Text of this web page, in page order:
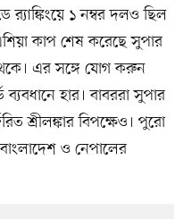
র‍্যাঙ্কিংয়ে ১ নম্বর দলও ছিল
কাপ শেষ করেছে সুপার
এর সঙ্গে যোগ করুন
হার। বাবররা সুপার
শ্রীলঙ্কার বিপক্ষেও। পুরো
ও নেপালের